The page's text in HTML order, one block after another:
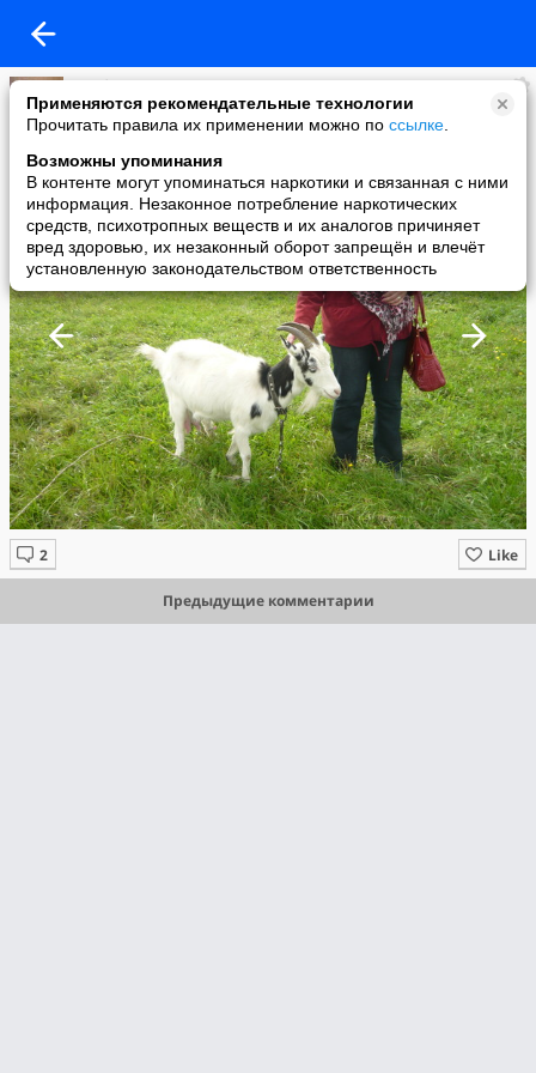
Применяются рекомендательные технологии
Прочитать правила их применении можно по ссылке
Возможны упоминания
В контенте могут упоминаться наркотики и связанная с ними
информация. Незаконное потребление наркотических
средств, психотропных веществ и их аналогов причиняет
вред здоровью, их незаконный оборот запрещён и влечёт
установленную законодательством ответственность
Альбертина Лангер
added a photo
03 Oct в 00:04
Like
Предыдущие комментарии